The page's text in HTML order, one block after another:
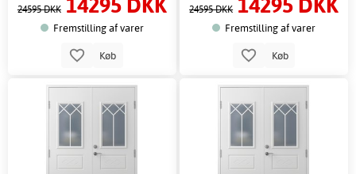
24595 DKK
Fremstilling af varer
Køb
24595 DKK
Fremstilling af varer
Køb